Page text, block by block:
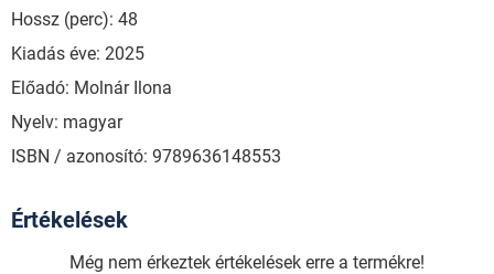
Hossz (perc): 48
Kiadás éve: 2025
Előadó: Molnár Ilona
Nyelv: magyar
ISBN / azonosító: 9789636148553
Értékelések
Még nem érkeztek értékelések erre a termékre!